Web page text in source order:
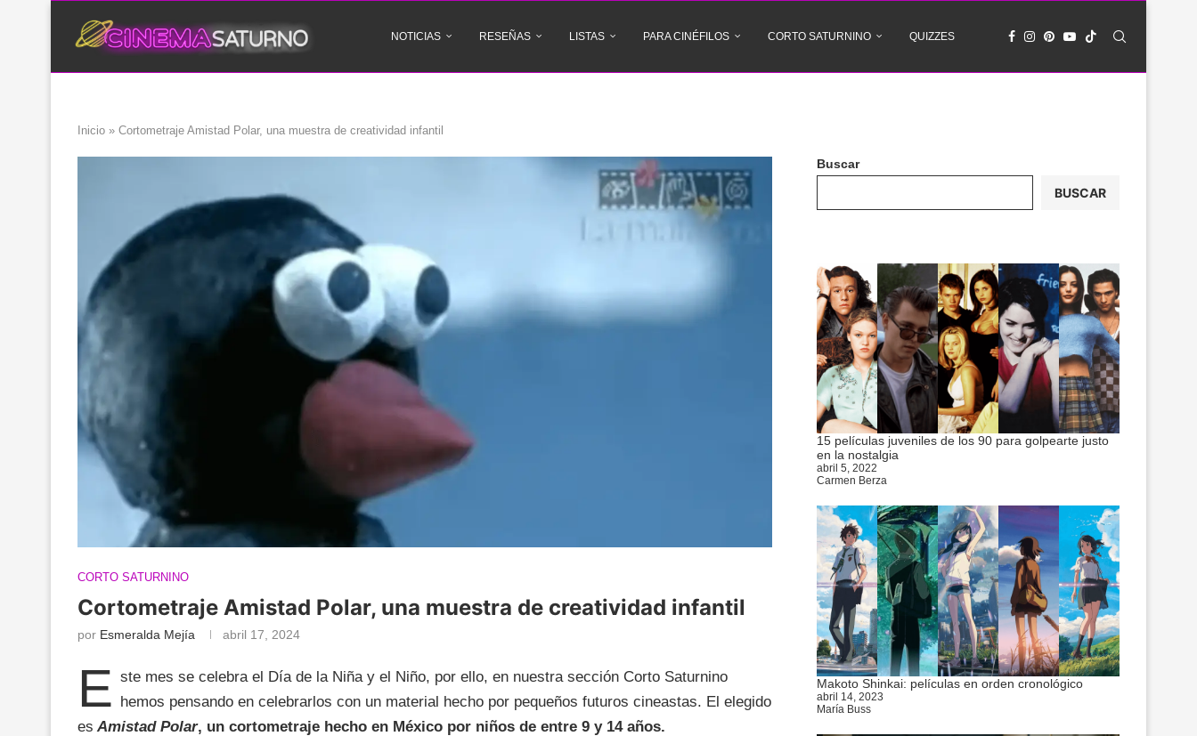
NOTICIAS RESEÑAS LISTAS PARA CINÉFILOS CORTO SATURNINO QUIZZES
Inicio » Cortometraje Amistad Polar, una muestra de creatividad infantil
CORTO SATURNINO
Cortometraje Amistad Polar, una muestra de creatividad infantil
por Esmeralda Mejía abril 17, 2024
E ste mes se celebra el Día de la Niña y el Niño, por ello, en nuestra sección Corto Saturnino
hemos pensando en celebrarlos con un material hecho por pequeños futuros cineastas. El elegido
es Amistad Polar, un cortometraje hecho en México por niños de entre 9 y 14 años.
Buscar
BUSCAR
15 películas juveniles de los 90 para golpearte justo
en la nostalgia
abril 5, 2022
Carmen Berza
Makoto Shinkai: películas en orden cronológico
abril 14, 2023
María Buss